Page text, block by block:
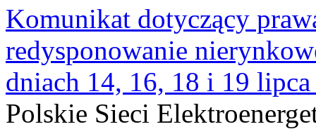
Komunikat dotyczący
redysponowanie
dniach 14, 16, 18 i 19
Polskie Sieci